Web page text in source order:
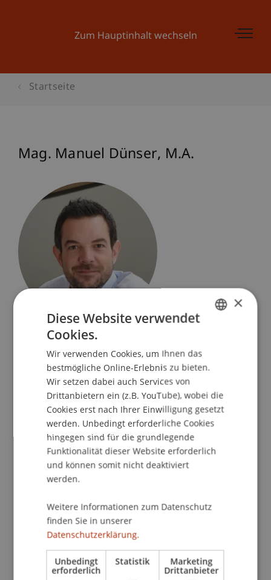
Zum Hauptinhalt wechseln
Startseite
Mag. Manuel Dünser M.A.
Studiensekretär
Universität Liechtenstein
Fürst-Franz-Josef-Strasse
9490 Vaduz
Liechtenstein
T. +423 265 11 81
manuel.duenser@uni.li
Publikationen
×
Diese Website verwendet
Cookies.
Wir verwenden Cookies, um Ihnen das
bestmögliche Online-Erlebnis zu bieten.
Wir setzen dabei auch Services von
Drittanbietern ein (z.B. YouTube), wobei die
Cookies erst nach Ihrer Einwilligung gesetzt
werden. Unbedingt erforderliche Cookies
hingegen sind für die grundlegende
Funktionalität dieser Website erforderlich
und können somit nicht deaktiviert
werden.
Weitere Informationen zum Datenschutz
finden Sie in unserer
Datenschutzerklärung.
Unbedingt
erforderlich
Statistik Marketing
Drittanbieter